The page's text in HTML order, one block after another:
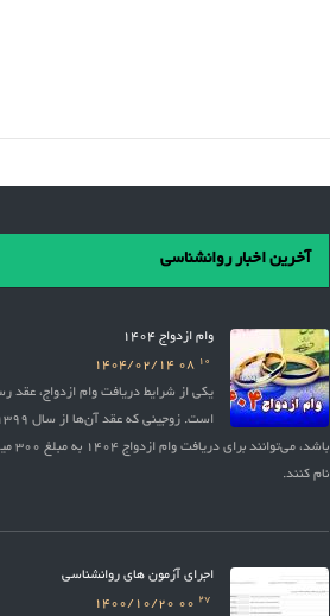
آخرین اخبار روانشناسی
وام ازدواج 1404
10
1404/02/14
یکی از شرایط دریافت وام ازدواج، عقد
باشد،
نام کنند.
اجرای آزمون های روانشناسی
27
1400/10/20